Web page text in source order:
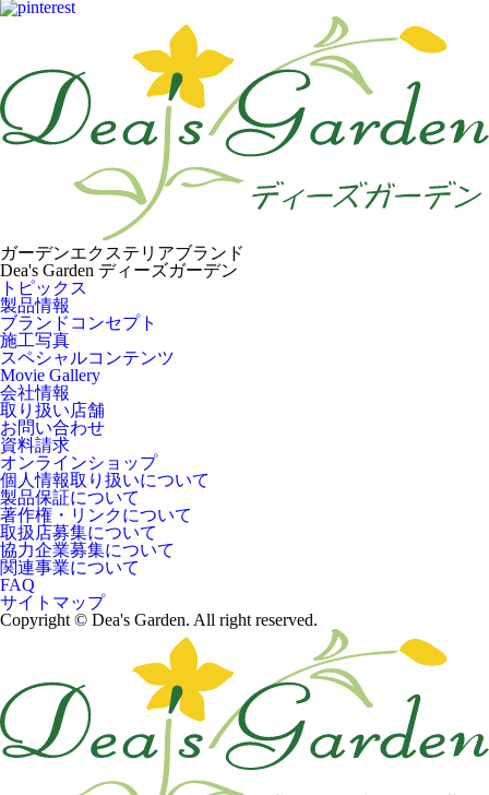
ガーデンエクステリアブランド
Dea's Garden ディーズガーデン
トピックス
製品情報
ブランドコンセプト
施工写真
スペシャルコンテンツ
Movie Gallery
会社情報
取り扱い店舗
お問い合わせ
資料請求
オンラインショップ
個人情報取り扱いについて
製品保証について
著作権・リンクについて
取扱店募集について
協力企業募集について
関連事業について
FAQ
サイトマップ
Copyright © Dea's Garden. All right reserved.